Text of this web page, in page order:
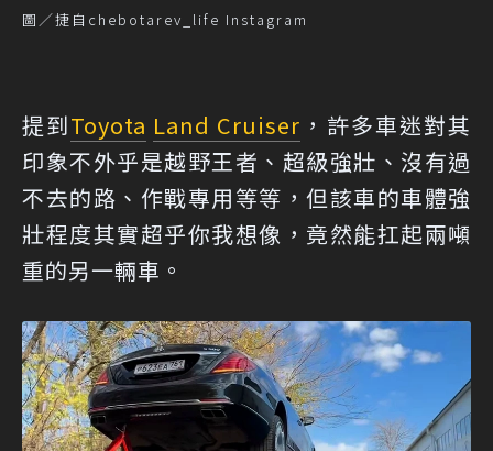
圖／捷自chebotarev_life Instagram
提到Toyota Land Cruiser ，許多車迷對其
印象不外乎是越野王者、超級強壯、沒有過
不去的路、作戰專用等等，但該車的車體強
壯程度其實超乎你我想像，竟然能扛起兩噸
重的另一輛車。